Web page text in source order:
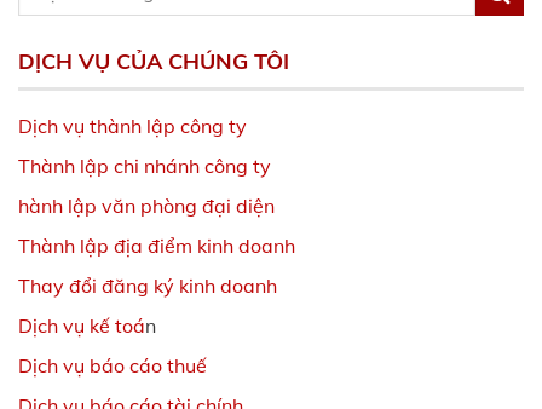
DỊCH VỤ CỦA CHÚNG TÔI
Dịch vụ thành lập công ty
Thành lập chi nhánh công ty
hành lập văn phòng đại diện
Thành lập địa điểm kinh doanh
Thay đổi đăng ký kinh doanh
Dịch vụ kế toán
Dịch vụ báo cáo thuế